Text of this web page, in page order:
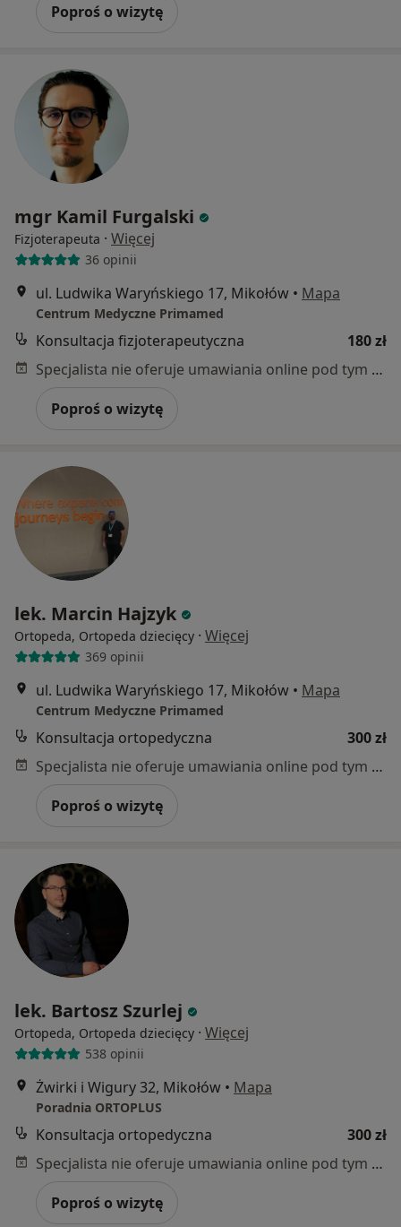
Poproś o wizytę
mgr Kamil Furgalski
Fizjoterapeuta · Więcej
36 opinii
ul. Ludwika Waryńskiego 17, Mikołów • Mapa
Centrum Medyczne Primamed
Konsultacja fizjoterapeutyczna
180 zł
Specjalista nie oferuje umawiania online pod tym adresem.
Poproś o wizytę
lek. Marcin Hajzyk
Ortopeda, Ortopeda dziecięcy · Więcej
369 opinii
ul. Ludwika Waryńskiego 17, Mikołów • Mapa
Centrum Medyczne Primamed
Konsultacja ortopedyczna
300 zł
Specjalista nie oferuje umawiania online pod tym adresem.
Poproś o wizytę
lek. Bartosz Szurlej
Ortopeda, Ortopeda dziecięcy · Więcej
538 opinii
Żwirki i Wigury 32, Mikołów • Mapa
Poradnia ORTOPLUS
Konsultacja ortopedyczna
300 zł
Specjalista nie oferuje umawiania online pod tym adresem.
Poproś o wizytę